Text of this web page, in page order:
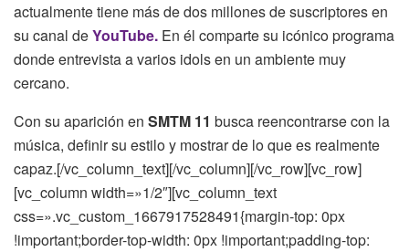
actualmente tiene más de dos millones de suscriptores en
su canal deYouTube. En él comparte su icónico programa
donde entrevista a varios idols en un ambiente muy
cercano.
Con su aparición en SMTM 11 busca reencontrarse con la
música, definir su estilo y mostrar de lo que es realmente
capaz.[/vc_column_text][/vc_column][/vc_row][vc_row]
[vc_column width=»1/2″][vc_column_text
css=».vc_custom_1667917528491{margin-top: 0px
!important;border-top-width: 0px !important;padding-top: